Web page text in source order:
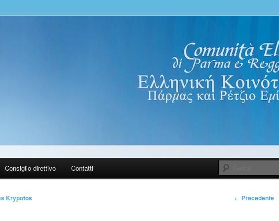
di Parma e Reggio Emilia.
Πάρμας και Ρέτζιο
Consiglio direttivo Contatti
← Precedente
Krypotos